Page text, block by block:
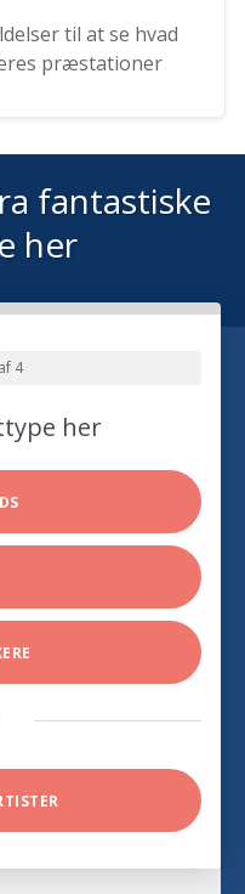
til at se hvad
præstationer
fantastiske
her
4
her